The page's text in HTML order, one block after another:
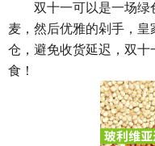
双十一可以是一场绿
麦，然后优雅的剁手，
仓，避免收货延迟，双
食！